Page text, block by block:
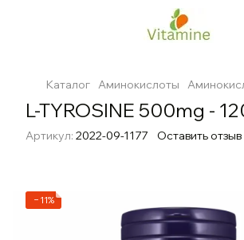
Каталог Аминокислоты
L-TYROSINE 500mg -
Артикул: 2022-09-1177 Оставить отзыв
−11%